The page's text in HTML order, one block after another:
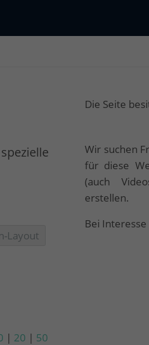
Layout
| 20 | 50
Die Seite
Wir suchen
für diese
(auch
erstellen.
Bei Interesse